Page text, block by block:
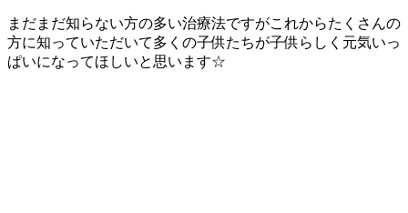
まだまだ知らない方の多い治療法ですがこれからたくさんの
方に知っていただいて多くの子供たちが子供らしく元気いっ
ぱいになってほしいと思います☆